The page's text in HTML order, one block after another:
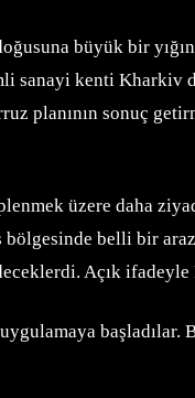
büyük bir
sanayi kenti Kharkiv
planının sonuç
üzere daha
bölgesinde belli bir
Açık